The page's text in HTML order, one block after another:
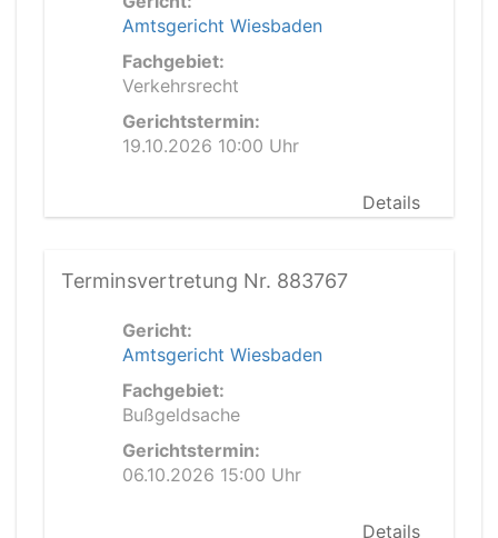
Amtsgericht Wiesbaden
Fachgebiet:
Verkehrsrecht
Gerichtstermin:
19.10.2026 10:00 Uhr
Details
Terminsvertretung Nr. 883767
Gericht:
Amtsgericht Wiesbaden
Fachgebiet:
Bußgeldsache
Gerichtstermin:
06.10.2026 15:00 Uhr
Details